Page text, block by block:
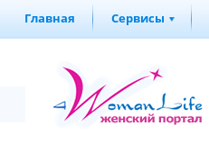
Главная Сервисы